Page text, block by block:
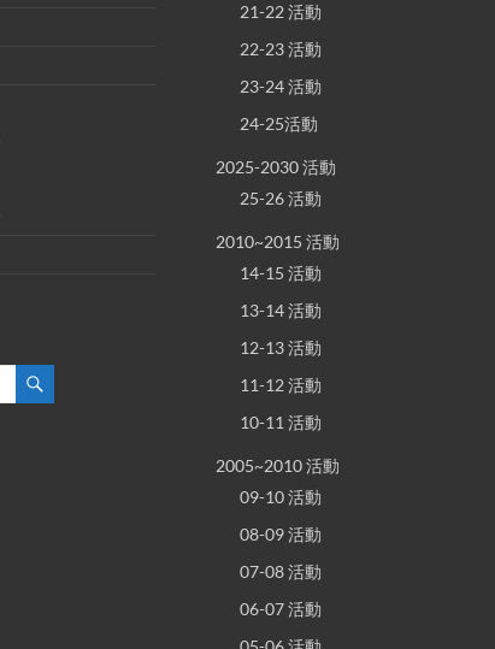
21-22 活動
22-23 活動
23-24 活動
24-25活動
2025-2030 活動
25-26 活動
2010~2015 活動
14-15 活動
13-14 活動
12-13 活動
11-12 活動
10-11 活動
2005~2010 活動
09-10 活動
08-09 活動
07-08 活動
06-07 活動